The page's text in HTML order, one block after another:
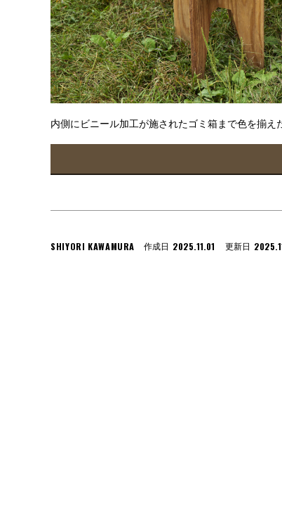
内側にビニール加工が施されたゴミ箱まで色を揃え
SHIYORI KAWAMURA 作成日 2025.11.01 更新日